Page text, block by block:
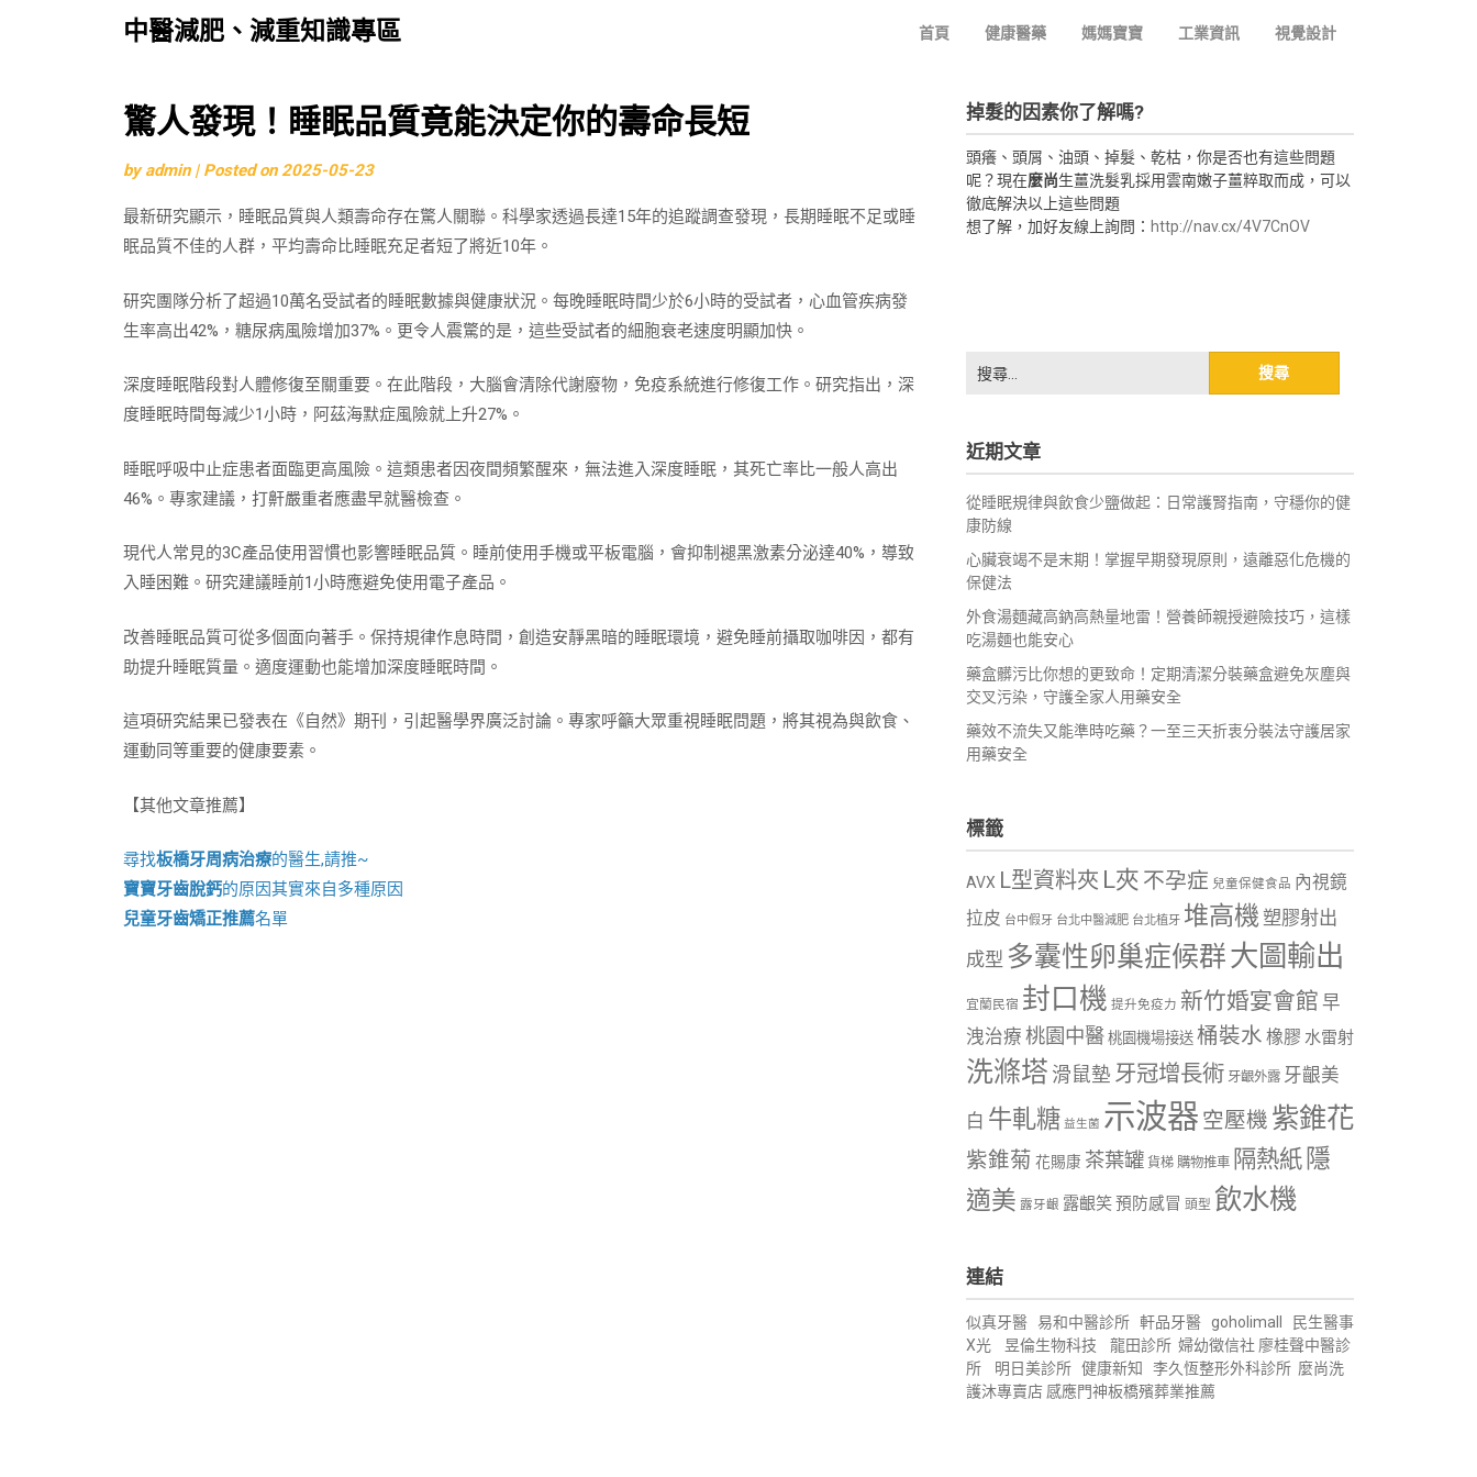
中醫減肥、減重知識專區 首頁 健康醫藥 媽媽寶寶 工業資訊 視覺設計
Skip
to
content
驚人發現！睡眠品質竟能決定你的壽命長短
byadmin | Posted on2025-05-23
最新研究顯示，睡眠品質與人類壽命存在驚人關聯。科學家透過長達15年的追蹤調查發現，長期睡眠不足或睡
眠品質不佳的人群，平均壽命比睡眠充足者短了將近10年。
研究團隊分析了超過10萬名受試者的睡眠數據與健康狀況。每晚睡眠時間少於6小時的受試者，心血管疾病發
生率高出42%，糖尿病風險增加37%。更令人震驚的是，這些受試者的細胞衰老速度明顯加快。
深度睡眠階段對人體修復至關重要。在此階段，大腦會清除代謝廢物，免疫系統進行修復工作。研究指出，深
度睡眠時間每減少1小時，阿茲海默症風險就上升27%。
睡眠呼吸中止症患者面臨更高風險。這類患者因夜間頻繁醒來，無法進入深度睡眠，其死亡率比一般人高出
46%。專家建議，打鼾嚴重者應盡早就醫檢查。
現代人常見的3C產品使用習慣也影響睡眠品質。睡前使用手機或平板電腦，會抑制褪黑激素分泌達40%，導致
入睡困難。研究建議睡前1小時應避免使用電子產品。
改善睡眠品質可從多個面向著手。保持規律作息時間，創造安靜黑暗的睡眠環境，避免睡前攝取咖啡因，都有
助提升睡眠質量。適度運動也能增加深度睡眠時間。
這項研究結果已發表在《自然》期刊，引起醫學界廣泛討論。專家呼籲大眾重視睡眠問題，將其視為與飲食、
運動同等重要的健康要素。
【其他文章推薦】
尋找板橋牙周病治療的醫生,請推~
寶寶牙齒脫鈣的原因其實來自多種原因
兒童牙齒矯正推薦名單
掉髮的因素你了解嗎?
頭癢、頭屑、油頭、掉髮、乾枯，你是否也有這些問題
呢？現在麼尚生薑洗髮乳採用雲南嫩子薑粹取而成，可以
徹底解決以上這些問題
想了解，加好友線上詢問： http://nav.cx/4V7CnOV
搜
尋
字:
近期文章
從睡眠規律與飲食少鹽做起：日常護腎指南，守穩你的健
康防線
心臟衰竭不是末期！掌握早期發現原則，遠離惡化危機的
保健法
外食湯麵藏高鈉高熱量地雷！營養師親授避險技巧，這樣
吃湯麵也能安心
藥盒髒污比你想的更致命！定期清潔分裝藥盒避免灰塵與
交叉污染，守護全家人用藥安全
藥效不流失又能準時吃藥？一至三天折衷分裝法守護居家
用藥安全
標籤
AVX L型資料夾 L夾 不孕症 兒童保健食品 內視鏡
拉皮 台中假牙 台北中醫減肥 台北植牙 堆高機塑膠射出
成型 多囊性卵巢症候群大圖輸出
宜蘭民宿 封口機 提升免疫力 新竹婚宴會館 早
洩治療 桃園中醫 桃園機場接送 桶裝水 橡膠 水雷射
洗滌塔 滑鼠墊 牙冠增長術 牙齦外露 牙齦美
白 牛軋糖 益生菌 示波器 空壓機 紫錐花
紫錐菊 花賜康 茶葉罐 貨梯 購物推車 隔熱紙 隱
適美 露牙齦 露齦笑預防感冒 頭型 飲水機
連結
似真牙醫 易和中醫診所 軒品牙醫 goholimall
民生醫事
X光
昱倫生物科技 龍田診所 婦幼徵信社 廖桂聲中醫診
所
明日美診所 健康新知 李久恆整形外科診所 麼尚洗
護沐專賣店 感應門神板橋殯葬業推薦